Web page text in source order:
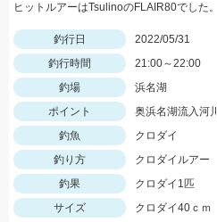
ヒットルアーはTsulinoのFLAIR80でした。
釣行日
2022/05/31
釣行時間
21:00～22:00
釣場
浜名湖
ポイント
奥浜名湖流入河川
釣魚
クロダイ
釣り方
クロダイルアー
釣果
クロダイ1匹
サイズ
クロダイ40ｃｍ